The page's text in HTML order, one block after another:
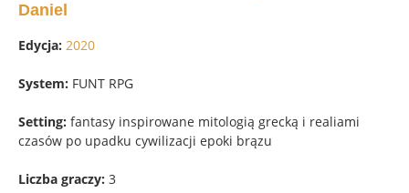
Daniel
Edycja: 2020
System: FUNT RPG
Setting: fantasy inspirowane mitologią grecką i realiami
czasów po upadku cywilizacji epoki brązu
Liczba graczy: 3